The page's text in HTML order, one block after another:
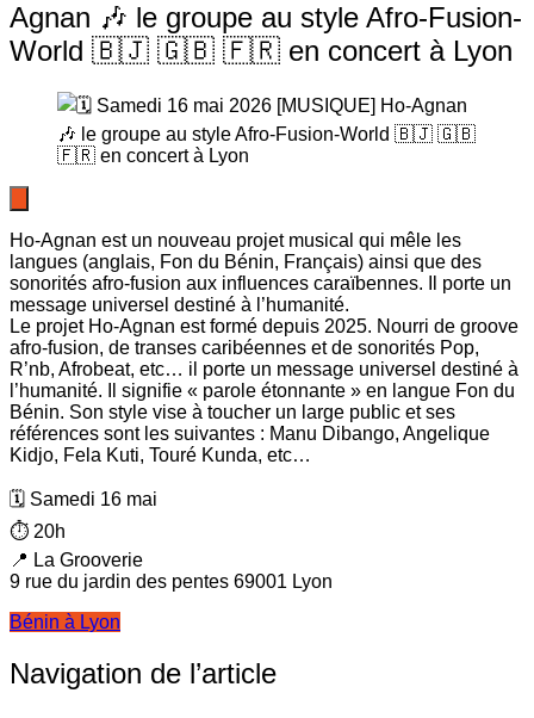
Agnan 🎶 le groupe au style Afro-Fusion-
World 🇧🇯 🇬🇧 🇫🇷 en concert à Lyon
Ho-Agnan est un nouveau projet musical qui mêle les
langues (anglais, Fon du Bénin, Français) ainsi que des
sonorités afro-fusion aux influences caraïbennes. Il porte un
message universel destiné à l’humanité.
Le projet Ho-Agnan est formé depuis 2025. Nourri de groove
afro-fusion, de transes caribéennes et de sonorités Pop,
R’nb, Afrobeat, etc… il porte un message universel destiné à
l’humanité. Il signifie « parole étonnante » en langue Fon du
Bénin. Son style vise à toucher un large public et ses
références sont les suivantes : Manu Dibango, Angelique
Kidjo, Fela Kuti, Touré Kunda, etc…
🗓️ Samedi 16 mai
⏱️ 20h
📍 La Grooverie
9 rue du jardin des pentes 69001 Lyon
Bénin à Lyon
Navigation de l’article